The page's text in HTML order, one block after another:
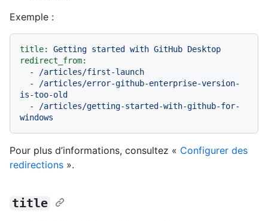
Exemple :
title: Getting started with GitHub Desktop
redirect_from:
-
/articles/first-launch
-
/articles/error-github-enterprise-version-
is-too-old
-
/articles/getting-started-with-github-for-
windows
Pour plus d’informations, consultez « Configurer des
redirections ».
title